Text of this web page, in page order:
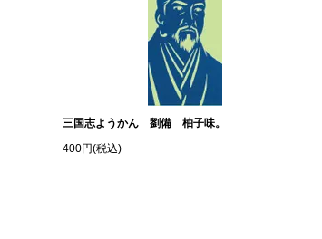
三国志ようかん 劉備 柚子味。
400円(税込)